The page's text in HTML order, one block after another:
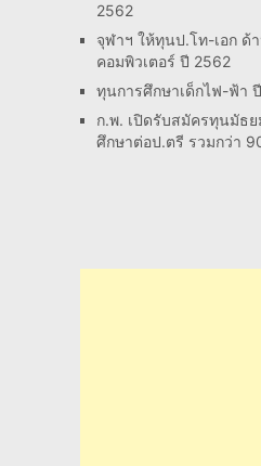
2562
จุฬาฯ ให้ทุนป.โท-เอก ด้
คอมพิวเตอร์ ปี 2562
ทุนการศึกษาเด็กไฟ-ฟ้า
ก.พ. เปิดรับสมัครทุนมัธ
ศึกษาต่อป.ตรี รวมกว่า